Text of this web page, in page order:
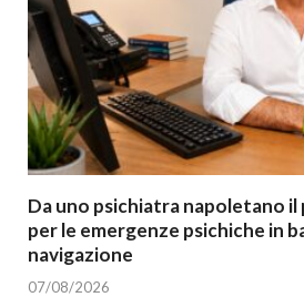
Da uno psichiatra napoletano
per le emergenze psichiche in
navigazione
07/08/2026